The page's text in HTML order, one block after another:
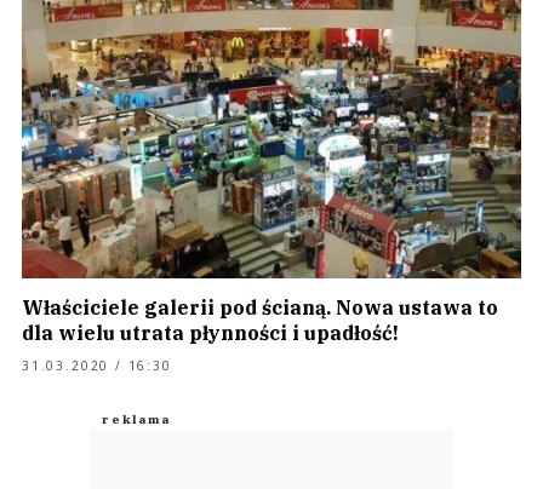
Właściciele galerii pod ścianą. Nowa ustawa to
dla wielu utrata płynności i upadłość!
31.03.2020 / 16:30